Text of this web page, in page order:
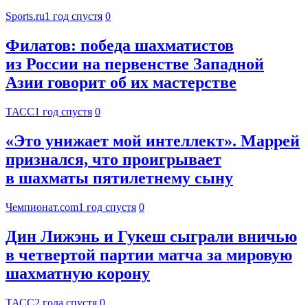
Sports.ru1 год спустя 0
Филатов: победа шахматистов
из России на первенстве Западной
Азии говорит об их мастерстве
ТАСС1 год спустя 0
«Это унижает мой интеллект». Маррей
признался, что проигрывает
в шахматы пятилетнему сыну
Чемпионат.com1 год спустя 0
Дин Лижэнь и Гукеш сыграли вничью
в четвертой партии матча за мировую
шахматную корону
ТАСС2 года спустя 0